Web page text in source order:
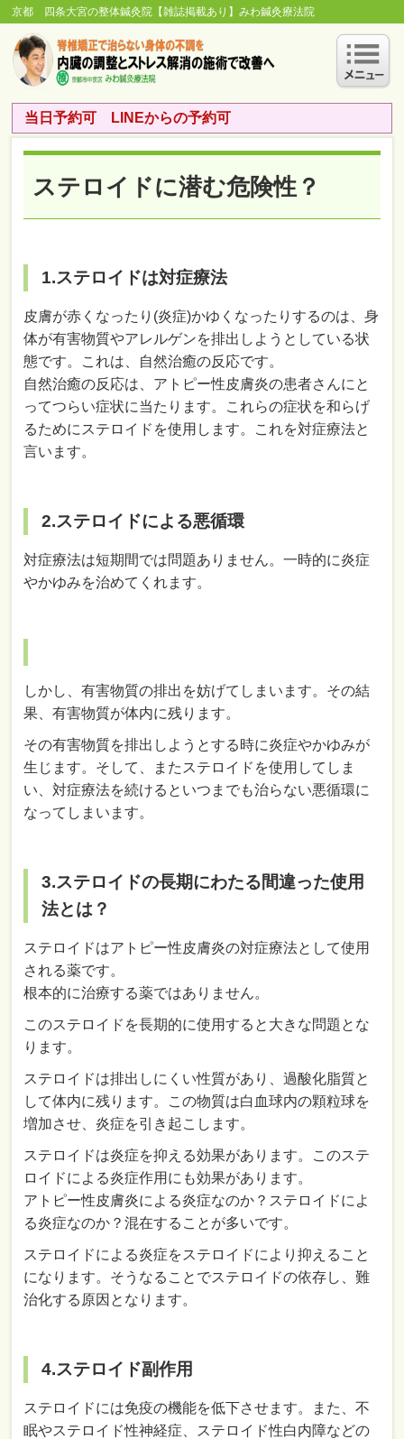
京都 四条大宮の整体鍼灸院【雑誌掲載あり】みわ鍼灸療法院
当日予約可 LINEからの予約可
ステロイドに潜む危険性？
1.ステロイドは対症療法
皮膚が赤くなったり(炎症)かゆくなったりするのは、身
体が有害物質やアレルゲンを排出しようとしている状
態です。これは、自然治癒の反応です。
自然治癒の反応は、アトピー性皮膚炎の患者さんにと
ってつらい症状に当たります。これらの症状を和らげ
るためにステロイドを使用します。これを対症療法と
言います。
2.ステロイドによる悪循環
対症療法は短期間では問題ありません。一時的に炎症
やかゆみを治めてくれます。
しかし、有害物質の排出を妨げてしまいます。その結
果、有害物質が体内に残ります。
その有害物質を排出しようとする時に炎症やかゆみが
生じます。そして、またステロイドを使用してしま
い、対症療法を続けるといつまでも治らない悪循環に
なってしまいます。
3.ステロイドの長期にわたる間違った使用
法とは？
ステロイドはアトピー性皮膚炎の対症療法として使用
される薬です。
根本的に治療する薬ではありません。
このステロイドを長期的に使用すると大きな問題とな
ります。
ステロイドは排出しにくい性質があり、過酸化脂質と
して体内に残ります。この物質は白血球内の顆粒球を
増加させ、炎症を引き起こします。
ステロイドは炎症を抑える効果があります。このステ
ロイドによる炎症作用にも効果があります。
アトピー性皮膚炎による炎症なのか？ステロイドによ
る炎症なのか？混在することが多いです。
ステロイドによる炎症をステロイドにより抑えること
になります。そうなることでステロイドの依存し、難
治化する原因となります。
4.ステロイド副作用
ステロイドには免疫の機能を低下させます。また、不
眠やステロイド性神経症、ステロイド性白内障などの